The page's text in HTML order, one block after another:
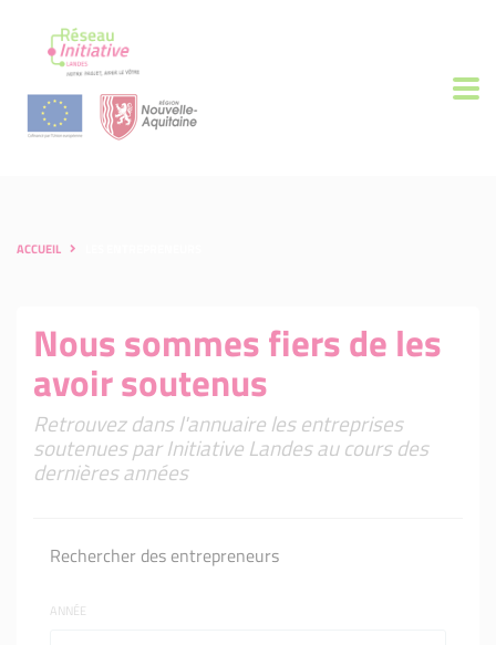
ACCUEIL
Nous sommes fiers de les
avoir soutenus
Retrouvez dans l'annuaire les entreprises
soutenues par Initiative Landes au cours des
dernières années
Rechercher des entrepreneurs
ANNÉE